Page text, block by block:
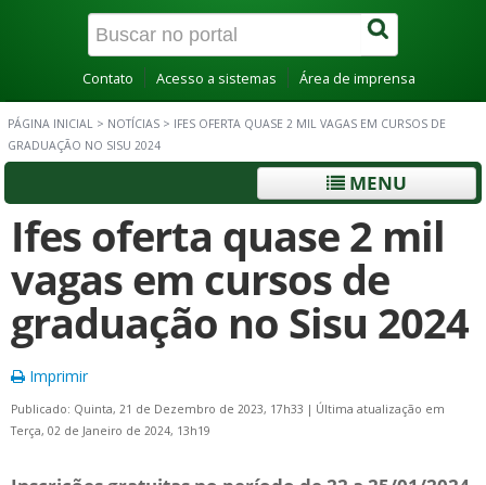
Canais
Contato Acesso a sistemas Área de imprensa
PÁGINA INICIAL > NOTÍCIAS > IFES OFERTA QUASE 2 MIL VAGAS EM CURSOS DE
GRADUAÇÃO NO SISU 2024
MENU
Ifes oferta quase 2 mil
vagas em cursos de
graduação no Sisu 2024
Imprimir
Publicado: Quinta, 21 de Dezembro de 2023, 17h33 | Última atualização em
Terça, 02 de Janeiro de 2024, 13h19